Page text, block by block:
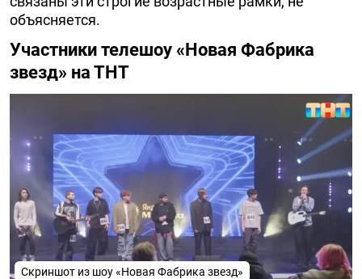
объясняется.
Участники телешоу «Новая Фабрика
звезд» на ТНТ
Скриншот из шоу «Новая Фабрика звезд»